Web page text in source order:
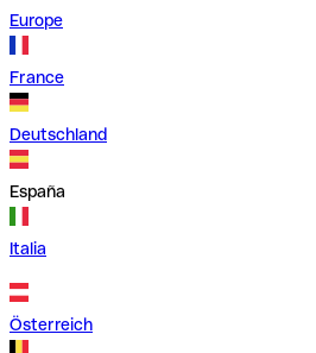
Europe
France
Deutschland
España
Italia
Österreich